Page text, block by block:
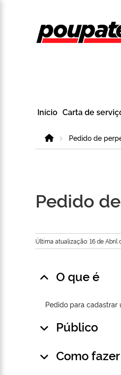
Início Carta de
HomePedido de
Pedido
Última atualização: 16 de Abril
O que é
Pedido para cadastrar
Público
Como fazer